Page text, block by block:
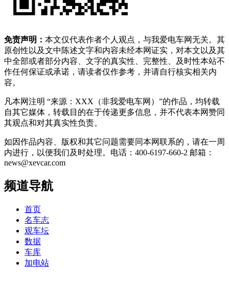
免责声明： 本文仅代表作者个人观点，与我爱电车网无关。其
原创性以及文中陈述文字和内容未经本网证实，对本文以及其
中全部或者部分内容、文字的真实性、完整性、及时性本站不
作任何保证或承诺，请读者仅作参考，并请自行核实相关内
容。
凡本网注明 “来源：XXX（非我爱电车网）”的作品，均转载
自其它媒体，转载目的在于传递更多信息，并不代表本网赞同
其观点和对其真实性负责。
如因作品内容、版权和其它问题需要同本网联系的，请在一周
内进行，以便我们及时处理。电话：400-6197-660-2 邮箱：
news@xevcar.com
频道导航
首页
名车志
观车坛
数据
车库
加电站